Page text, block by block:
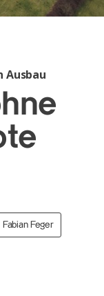
Ausbau
Fabian Feger